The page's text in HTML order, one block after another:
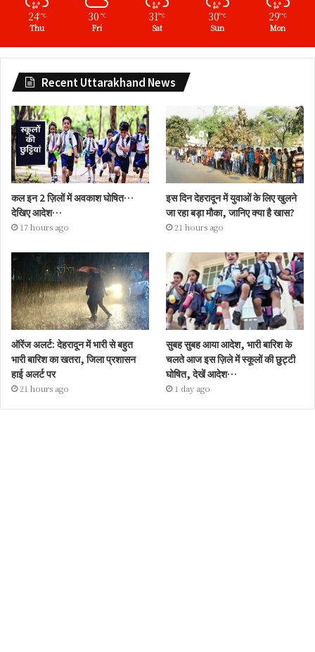
24 ℃
Thu
30 ℃
Fri
31℃
Sat
30℃
Sun
29℃
Mon
Recent Uttarakhand News
कल इन 2 ज़िलों में अवकाश घोषित…
देखिए आदेश…
17 hours ago
इस दिन देहरादून में युवाओं के लिए खुलने
जा रहा बड़ा मौका, जानिए क्या है खास?
21 hours ago
ऑरेंज अलर्ट: देहरादून में भारी से बहुत
भारी बारिश का खतरा, जिला प्रशासन
हाई अलर्ट पर
21 hours ago
सुबह सुबह आया आदेश, भारी बारिश के
चलते आज इस ज़िले में स्कूलों की छुट्टी
घोषित, देखें आदेश…
1 day ago